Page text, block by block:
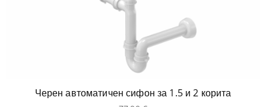
Черен автоматичен сифон за 1.5 и 2 корита